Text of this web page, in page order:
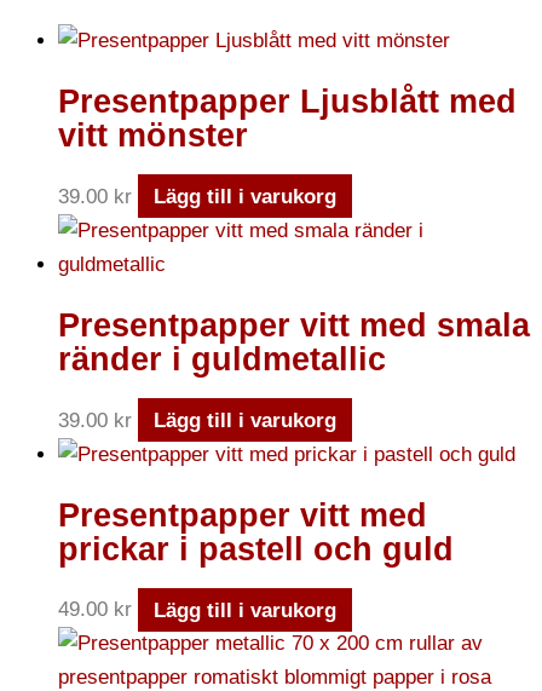
Presentpapper Ljusblått med
vitt mönster
39.00 kr Lägg till i varukorg
Presentpapper vitt med smala
ränder i guldmetallic
39.00 kr Lägg till i varukorg
Presentpapper vitt med
prickar i pastell och guld
49.00 kr Lägg till i varukorg